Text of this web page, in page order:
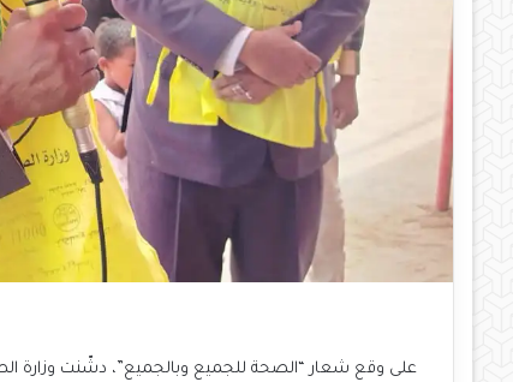
على وقع شعار “الصحة للجميع وبالجميع”، دشّنت وزارة